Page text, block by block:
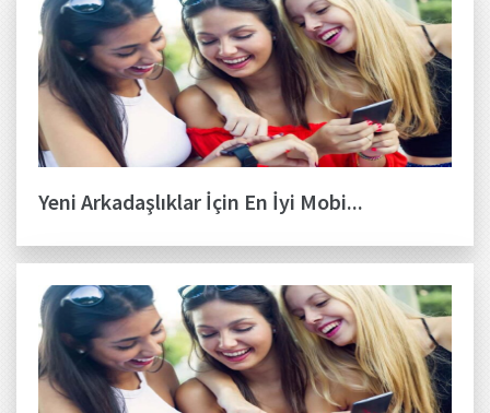
Yeni Arkadaşlıklar İçin En İyi Mobi...